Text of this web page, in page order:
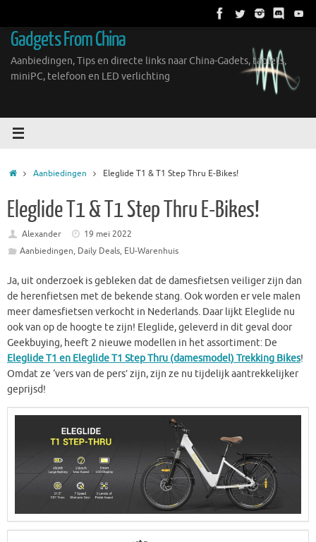
inhoud
Gadgets From China
Aanbiedingen, Tips en directe links naar China-Gadets, tablets,
miniPC, telefoon en LED verlichting
HomeAanbiedingen Eleglide T1 & T1 Step Thru E-Bikes!
Eleglide T1 & T1 Step Thru E-Bikes!
Alexander
19 mei 2022
Aanbiedingen, Daily Deals, EU-Warenhuis
Ja, uit onderzoek is gebleken dat de damesfietsen veiliger zijn dan
de herenfietsen met de bekende stang. Ook worden er vele malen
meer damesfietsen verkocht in Nederlands. Daar lijkt Eleglide nu
ook van op de hoogte te zijn! Eleglide, geleverd in dit geval door
Geekbuying, heeft 2 nieuwe modellen in het assortiment: De
Eleglide T1 en Eleglide T1 Step Thru (damesmodel) Trekking Bikes!
Omdat ze ‘vers van de pers’ zijn, zijn ze nu tijdelijk aantrekkelijker
geprijsd!